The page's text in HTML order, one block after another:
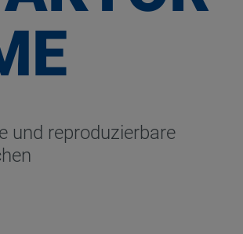
und reproduzierbare